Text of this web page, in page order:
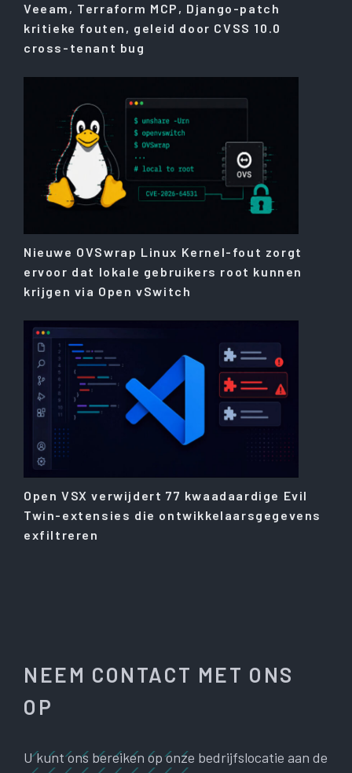
Veeam, Terraform MCP, Django-patch
kritieke fouten, geleid door CVSS 10.0
cross-tenant bug
Nieuwe OVSwrap Linux Kernel-fout zorgt
ervoor dat lokale gebruikers root kunnen
krijgen via Open vSwitch
Open VSX verwijdert 77 kwaadaardige Evil
Twin-extensies die ontwikkelaarsgegevens
exfiltreren
NEEM CONTACT MET ONS
OP
U kunt ons bereiken op onze bedrijfslocatie aan de